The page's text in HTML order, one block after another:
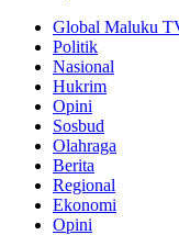
Global Maluku
Politik
Nasional
Hukrim
Opini
Sosbud
Olahraga
Berita
Regional
Ekonomi
Opini